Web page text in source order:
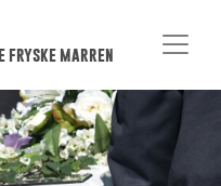
fryske marren